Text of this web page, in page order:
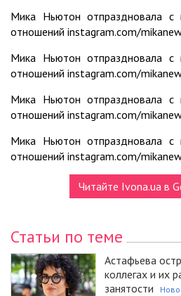
Мика Ньютон отпраздновала
отношений instagram.com/
Мика Ньютон отпраздновала
отношений instagram.com/
Мика Ньютон отпраздновала
отношений instagram.com/
Мика Ньютон отпраздновала
отношений instagram.com/
Читайте Ivona.ua в
Статьи по теме
Астафьева
коллегах и их
занятости